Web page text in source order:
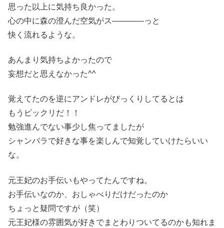
思った以上に気持ち良かった。
心の中に森の澄んだ空気がス――――っと
快く流れるような。
あんまり気持ちよかったので
妄想だと思えなかった^^
覚えてたのを逆にアンドレがびっくりしてるとは
もうビックリだ！！
勉強進んでない事少し焦ってましたが
シャンバラで好きな事を楽しんで知覚していけたらいい
な。
元王妃のお手伝いもやってたんですね。
お手伝いなのか、おしゃべりだけだったのか
ちょっと疑問ですが（笑）
元王妃様の雰囲気が好きでまとわりついてるのかも知れま